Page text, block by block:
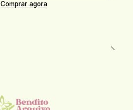
Comprar agora